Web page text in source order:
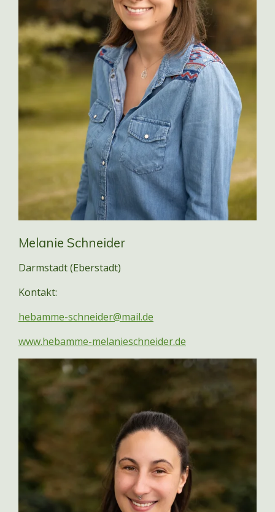
Melanie Schneider
Darmstadt (Eberstadt)
Kontakt:
hebamme-schneider@mail.de
www.hebamme-melanieschneider.de